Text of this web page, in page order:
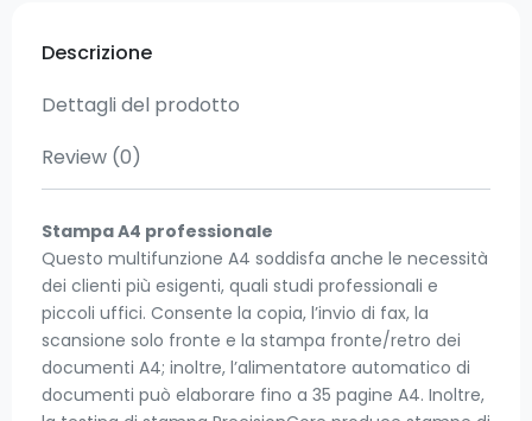
Descrizione
Dettagli del prodotto
Review (0)
Stampa A4 professionale
Questo multifunzione A4 soddisfa anche le necessità
dei clienti più esigenti, quali studi professionali e
piccoli uffici. Consente la copia, l’invio di fax, la
scansione solo fronte e la stampa fronte/retro dei
documenti A4; inoltre, l’alimentatore automatico di
documenti può elaborare fino a 35 pagine A4. Inoltre,